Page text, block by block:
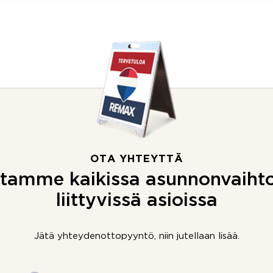
OTA YHTEYTTÄ
kaikissa
liittyvissä asioissa
Jätä yhteydenottopyyntö, niin jutellaan lisää.